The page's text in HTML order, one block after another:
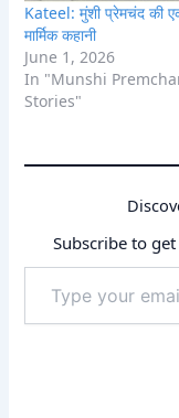
Kateel: मुंशी प्रेमचंद की
मार्मिक कहानी
June 1, 2026
In "Munshi
Stories"
Subscribe to
your
email…